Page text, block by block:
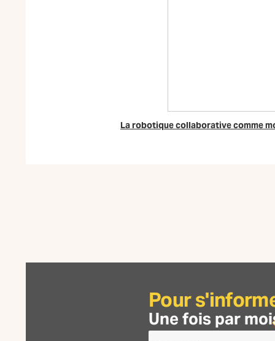
La robotique collaborative comme
Pour
Une fois par